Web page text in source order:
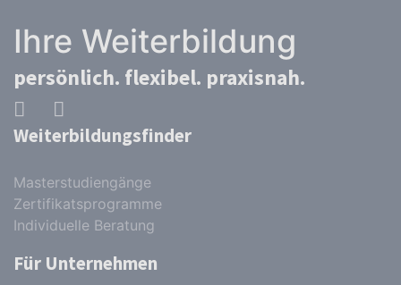
Ihre Weiterbildung
persönlich. flexibel. praxisnah.
Weiterbildungsfinder
Masterstudiengänge
Zertifikatsprogramme
Individuelle Beratung
Für Unternehmen